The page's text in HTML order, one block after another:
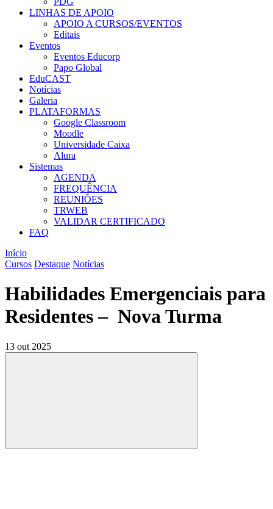
LINHAS DE APOIO
APOIO A CURSOS/EVENTOS
Editais
Eventos
Eventos Educorp
Papo Global
EduCAST
Notícias
Galeria
PLATAFORMAS
Google Classroom
Moodle
Universidade Caixa
Alura
Sistemas
AGENDA
FREQUÊNCIA
REUNIÕES
TRWEB
VALIDAR CERTIFICADO
FAQ
Início
Cursos Destaque Notícias
Habilidades Emergenciais para
Residentes – Nova Turma
13 out 2025
Compartilhar